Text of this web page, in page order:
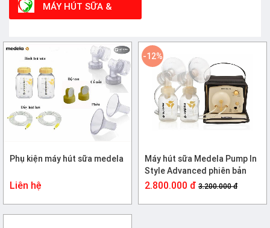
MÁY HÚT SỮA &
Phụ kiện máy hút sữa medela
Liên hệ
Máy hút sữa Medela Pump In
Style Advanced phiên bản
mới nhất
2.800.000 đ 3.200.000 đ
-12%